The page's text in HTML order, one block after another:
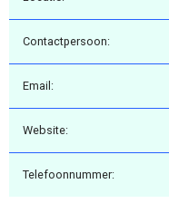
Contactpersoon:
Email:
Website:
Telefoonnummer: